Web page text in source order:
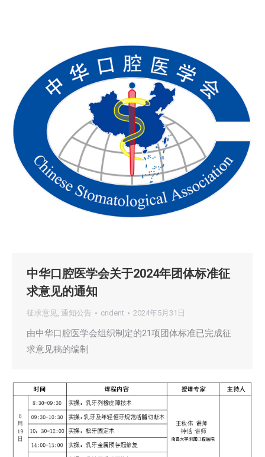
中华口腔医学会关于2024年团体标准征
求意见的通知
征求意见, 通知公告 cndent 2024年5月31日
由中华口腔医学会组织制定的21项团体标准已完成征
求意见稿的编制